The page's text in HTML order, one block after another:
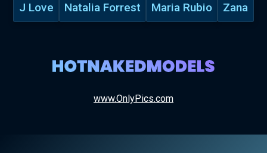
J Love Natalia Forrest Maria Rubio Zana
www.OnlyPics.com